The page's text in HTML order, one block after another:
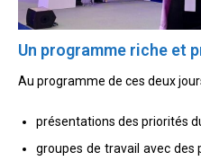
Un programme riche et
Au programme de ces deux
présentations des priorités
groupes de travail avec